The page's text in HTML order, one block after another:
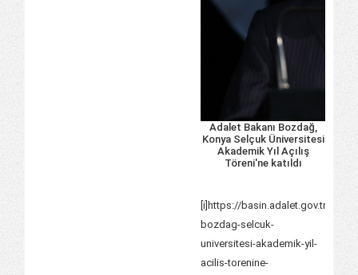
Adalet Bakanı Bozdağ,
Konya Selçuk Üniversitesi
Akademik Yıl Açılış
Töreni'ne katıldı
[i] https://basin.adalet.gov.tr/
bozdag-selcuk-
universitesi-akademik-yil-
acilis-torenine-